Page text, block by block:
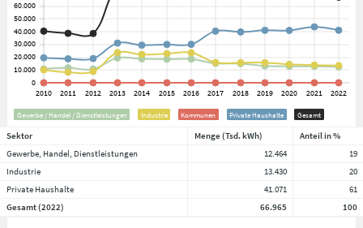
Gewerbe / Handel / Dienstleistungen Industrie Kommunen Private Haushalte Gesamt
Sektor Menge (Tsd. kWh)
Anteil in %
Gewerbe, Handel, Dienstleistungen
12.464
19
Industrie
13.430
20
Private Haushalte
41.071
61
Gesamt (2022)
66.965 100